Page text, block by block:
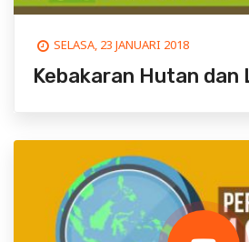
SELASA, 23 JANUARI 2018
Kebakaran Hutan dan